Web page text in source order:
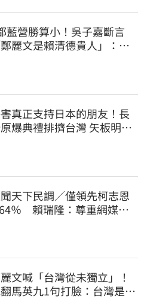
藍營勝算小！吳子嘉斷言
鄭麗文是賴清德貴人」：保
真正支持日本的朋友！長
爆典禮排擠台灣 矢板明夫
天下民調／僅領先柯志恩
％ 賴瑞隆：尊重網媒特
文喊「台灣從未獨立」！
馬英九1句打臉：台灣是我